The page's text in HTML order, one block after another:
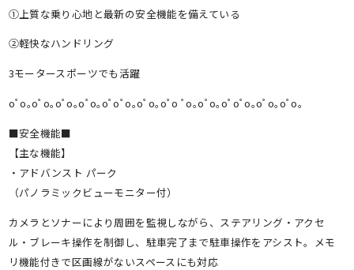
①上質な乗り心地と最新の安全機能を備えている
②軽快なハンドリング
3モータースポーツでも活躍
oﾟo｡oﾟo｡oﾟo｡oﾟo｡oﾟoﾟo｡oﾟo｡oﾟo ﾟo｡oﾟo｡oﾟoﾟo｡oﾟo｡oﾟo｡
■安全機能■
【主な機能】
・アドバンスト パーク
（パノラミックビューモニター付）
カメラとソナーにより周囲を監視しながら、ステアリング・アクセ
ル・ブレーキ操作を制御し、駐車完了まで駐車操作をアシスト。メモ
リ機能付きで区画線がないスペースにも対応